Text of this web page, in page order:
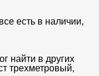
есть в наличии,
найти в других
трехметровый,